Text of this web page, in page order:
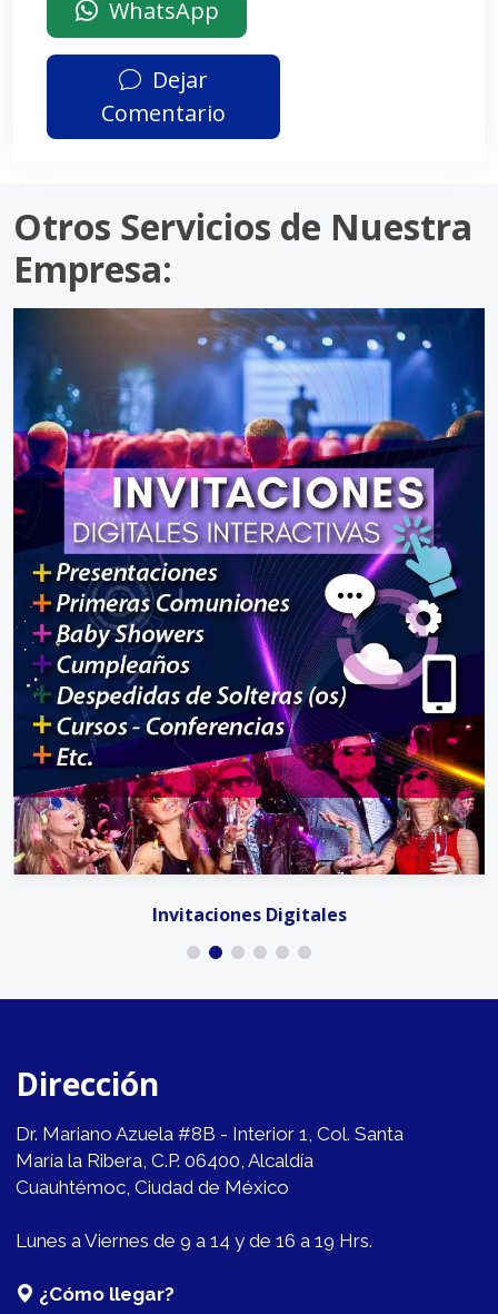
WhatsApp
Dejar
Comentario
Otros Servicios de Nuestra
Empresa:
Invitaciones Digitales
Dirección
Dr. Mariano Azuela #8B - Interior 1, Col. Santa
María la Ribera, C.P. 06400, Alcaldía
Cuauhtémoc, Ciudad de México
Lunes a Viernes de 9 a 14 y de 16 a 19 Hrs.
¿Cómo llegar?